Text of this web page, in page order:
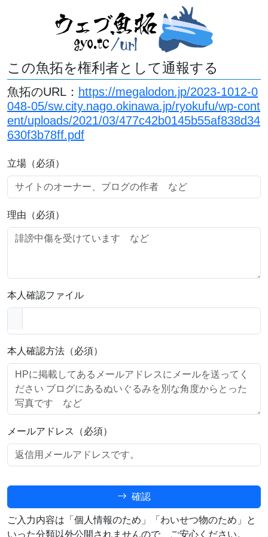
この魚拓を権利者として通報する
魚拓のURL： https://megalodon.jp/2023-1012-0
048-05/sw.city.nago.okinawa.jp/ryokufu/wp-cont
ent/uploads/2021/03/477c42b0145b55af838d34
630f3b78ff.pdf
立場（必須）
理由（必須）
本人確認ファイル
本人確認方法（必須）
メールアドレス（必須）
確認
ご入力内容は「個人情報のため」「わいせつ物のため」と
いった分類以外公開されませんので、ご安心ください。